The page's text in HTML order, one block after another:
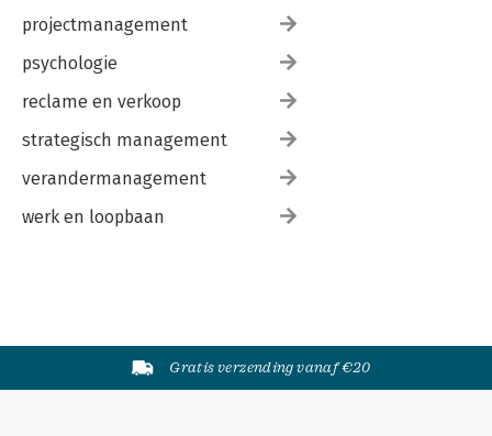
projectmanagement
psychologie
reclame en verkoop
strategisch management
verandermanagement
werk en loopbaan
Gratis verzending vanaf €20